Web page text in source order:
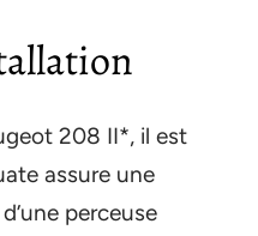
208 II*, il est
assure une
perceuse